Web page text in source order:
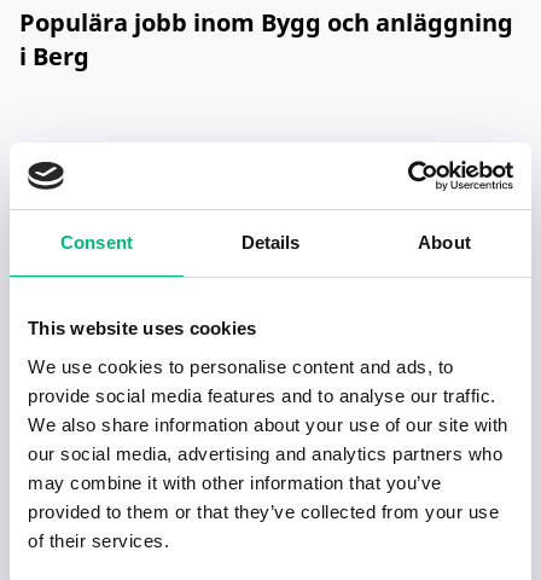
Consent Details About
This website uses cookies
We use cookies to personalise content and ads, to
provide social media features and to analyse our traffic.
We also share information about your use of our site with
our social media, advertising and analytics partners who
may combine it with other information that you’ve
provided to them or that they’ve collected from your use
of their services.
Populära jobb inom Bygg och anläggning
i Berg